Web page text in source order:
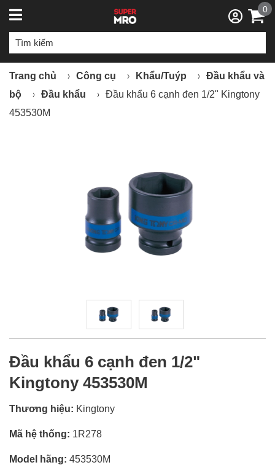
0
Trang chủ Công cụ Khẩu/Tuýp
Đầu khẩu và
bộ
Đầu khẩu
Đầu khẩu 6 cạnh đen 1/2" Kingtony
453530M
Đầu khẩu 6 cạnh đen 1/2"
Kingtony 453530M
Thương hiệu: Kingtony
Mã hệ thống: 1R278
Model hãng: 453530M